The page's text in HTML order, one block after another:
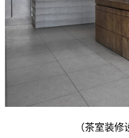
（茶室装修